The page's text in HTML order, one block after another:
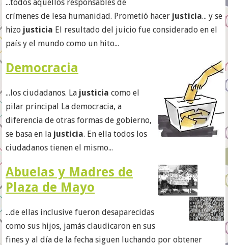
...todos aquellos responsables de
crímenes de lesa humanidad. Prometió hacer justicia... y se
hizo justicia El resultado del juicio fue considerado en el
país y el mundo como un hito...
Democracia
...los ciudadanos. La justicia como el
pilar principal La democracia, a
diferencia de otras formas de gobierno,
se basa en la justicia. En ella todos los
ciudadanos tienen el mismo...
Abuelas y Madres de
Plaza de Mayo
...de ellas inclusive fueron desaparecidas
como sus hijos, jamás claudicaron en sus
fines y al día de la fecha siguen luchando por obtener